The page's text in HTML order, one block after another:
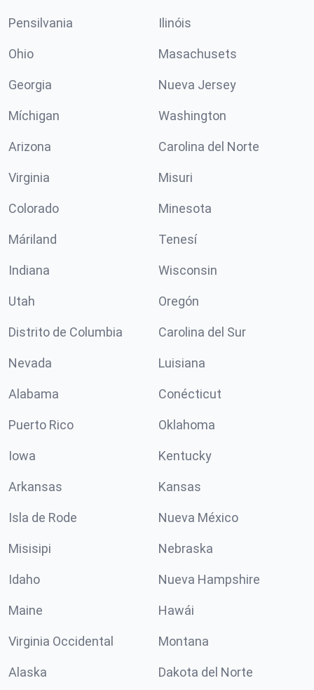
Pensilvania Ilinóis
Ohio Masachusets
Georgia Nueva Jersey
Míchigan Washington
Arizona Carolina del Norte
Virginia Misuri
Colorado Minesota
Máriland Tenesí
Indiana Wisconsin
Utah Oregón
Distrito de Columbia Carolina del Sur
Nevada Luisiana
Alabama Conécticut
Puerto Rico Oklahoma
Iowa Kentucky
Arkansas Kansas
Isla de Rode Nueva México
Misisipi Nebraska
Idaho Nueva Hampshire
Maine Hawái
Virginia Occidental Montana
Alaska Dakota del Norte